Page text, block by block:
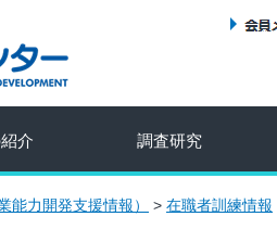
介 調査研究
能力開発支援情報） > 在職者訓練情報